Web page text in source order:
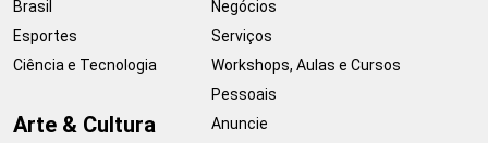
Brasil
Esportes
Ciência e Tecnologia
Arte & Cultura
Negócios
Serviços
Workshops, Aulas e Cursos
Pessoais
Anuncie